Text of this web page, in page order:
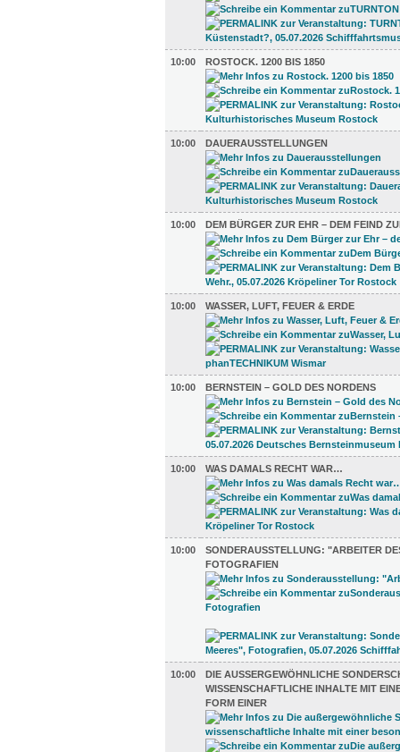
10:00 ROSTOCK. 1200 BIS 1850
10:00 DAUERAUSSTELLUNGEN
10:00 DEM BÜRGER ZUR EHR – DEM FEIND
10:00 WASSER, LUFT, FEUER & ERDE
10:00 BERNSTEIN – GOLD DES NORDENS
10:00 WAS DAMALS RECHT WAR…
10:00
SONDERAUSSTELLUNG: "ARBEITER
FOTOGRAFIEN
10:00
DIE AUSSERGEWÖHNLICHE
ISSENSCHAFTLICHE INHALTE MIT
ORM EINER